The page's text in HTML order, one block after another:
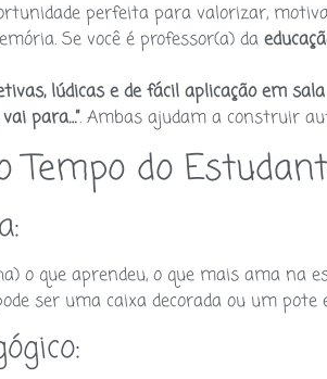
perfeita para valorizar,
Se você é professor(a) da
lúdicas e de fácil aplicação em
para…”. Ambas ajudam a construir
Tempo do
o que aprendeu, o que mais ama na
ser uma caixa decorada ou um